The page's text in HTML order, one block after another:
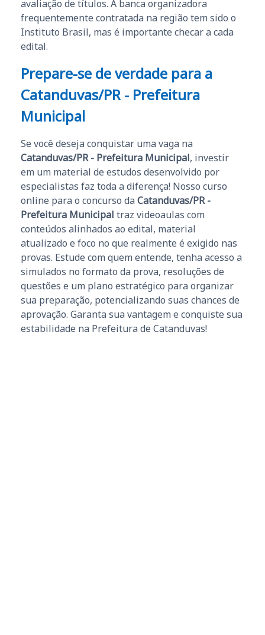
avaliação de títulos. A banca organizadora
frequentemente contratada na região tem sido o
Instituto Brasil, mas é importante checar a cada
edital.
Prepare-se de verdade para a
Catanduvas/PR - Prefeitura
Municipal
Se você deseja conquistar uma vaga na
Catanduvas/PR - Prefeitura Municipal, investir
em um material de estudos desenvolvido por
especialistas faz toda a diferença! Nosso curso
online para o concurso da Catanduvas/PR -
Prefeitura Municipal traz videoaulas com
conteúdos alinhados ao edital, material
atualizado e foco no que realmente é exigido nas
provas. Estude com quem entende, tenha acesso a
simulados no formato da prova, resoluções de
questões e um plano estratégico para organizar
sua preparação, potencializando suas chances de
aprovação. Garanta sua vantagem e conquiste sua
estabilidade na Prefeitura de Catanduvas!